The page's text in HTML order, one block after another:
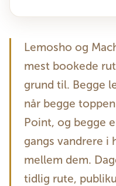
Lemosho og
mest bookede
grund til. Begge
når begge
Point, og begge
gangs vandrere i
mellem dem.
tidlig rute,